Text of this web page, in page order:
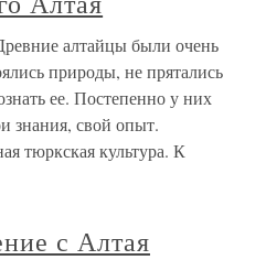
алтайцы были очень
природы, не прятались
ее. Постепенно у них
знания, свой опыт.
тюркская культура. К
с Алтая